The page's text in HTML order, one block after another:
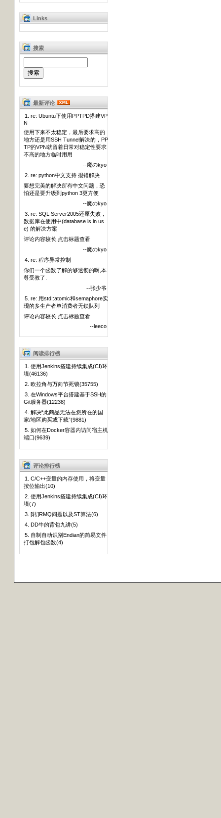
Links
搜索
最新评论
1. re: Ubuntu下使用PPTPD搭建VP
N
使用下来不太稳定，最后要求高的
地方还是用SSH Tunnel解决的，PP
TP的VPN就留着日常对稳定性要求
不高的地方临时用用
--魔のkyo
2. re: python中文支持 报错解决
要想完美的解决所有中文问题，恐
怕还是要升级到python 3更方便
--魔のkyo
3. re: SQL Server2005还原失败，
数据库在使用中(database is in us
e) 的解决方案
评论内容较长,点击标题查看
--魔のkyo
4. re: 程序异常控制
你们一个函数了解的够透彻的啊,本
尊受教了.
--张少爷
5. re: 用std::atomic和semaphore实
现的多生产者单消费者无锁队列
评论内容较长,点击标题查看
--leeco
阅读排行榜
1. 使用Jenkins搭建持续集成(CI)环
境(46136)
2. 欧拉角与万向节死锁(35755)
3. 在Windows平台搭建基于SSH的
Git服务器(12238)
4. 解决“此商品无法在您所在的国
家/地区购买或下载”(9881)
5. 如何在Docker容器内访问宿主机
端口(9639)
评论排行榜
1. C/C++变量的内存使用，将变量
按位输出(10)
2. 使用Jenkins搭建持续集成(CI)环
境(7)
3. [转]RMQ问题以及ST算法(6)
4. DD牛的背包九讲(5)
5. 自制自动识别Endian的简易文件
打包解包函数(4)